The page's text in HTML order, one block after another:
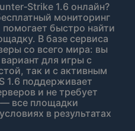
1.6 онлайн?
мониторинг
быстро найти
В базе сервиса
со всего мира: вы
для игры с
так и с активным
1.6 поддерживает
и не требует
все площадки
в результатах